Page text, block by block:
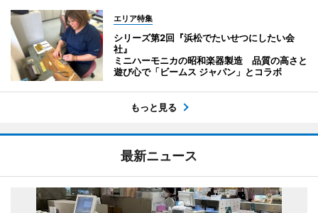
エリア特集
シリーズ第2回『浜松でたいせつにしたい会
社』
ミニハーモニカの昭和楽器製造 品質の高さと
遊び心で「ビームス ジャパン」とコラボ
もっと見る
最新ニュース